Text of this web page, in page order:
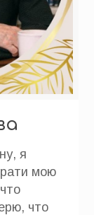
я
мою
что